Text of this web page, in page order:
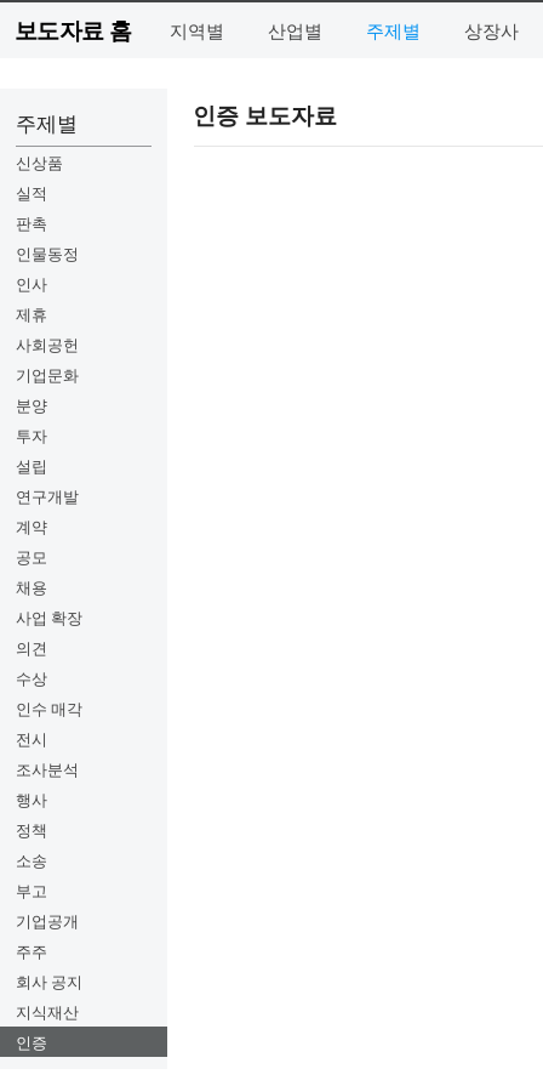
보도자료 홈 지역별 산업별 주제별 상장사
주제별
신상품
실적
판촉
인물동정
인사
제휴
사회공헌
기업문화
분양
투자
설립
연구개발
계약
공모
채용
사업 확장
의견
수상
인수 매각
전시
조사분석
행사
정책
소송
부고
기업공개
주주
회사 공지
지식재산
인증
인증 보도자료